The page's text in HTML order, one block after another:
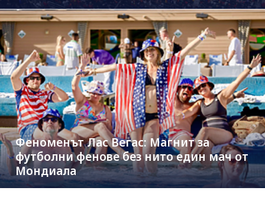
Феноменът Лас Вегас: Магнит за
футболни фенове без нито един мач от
Мондиала